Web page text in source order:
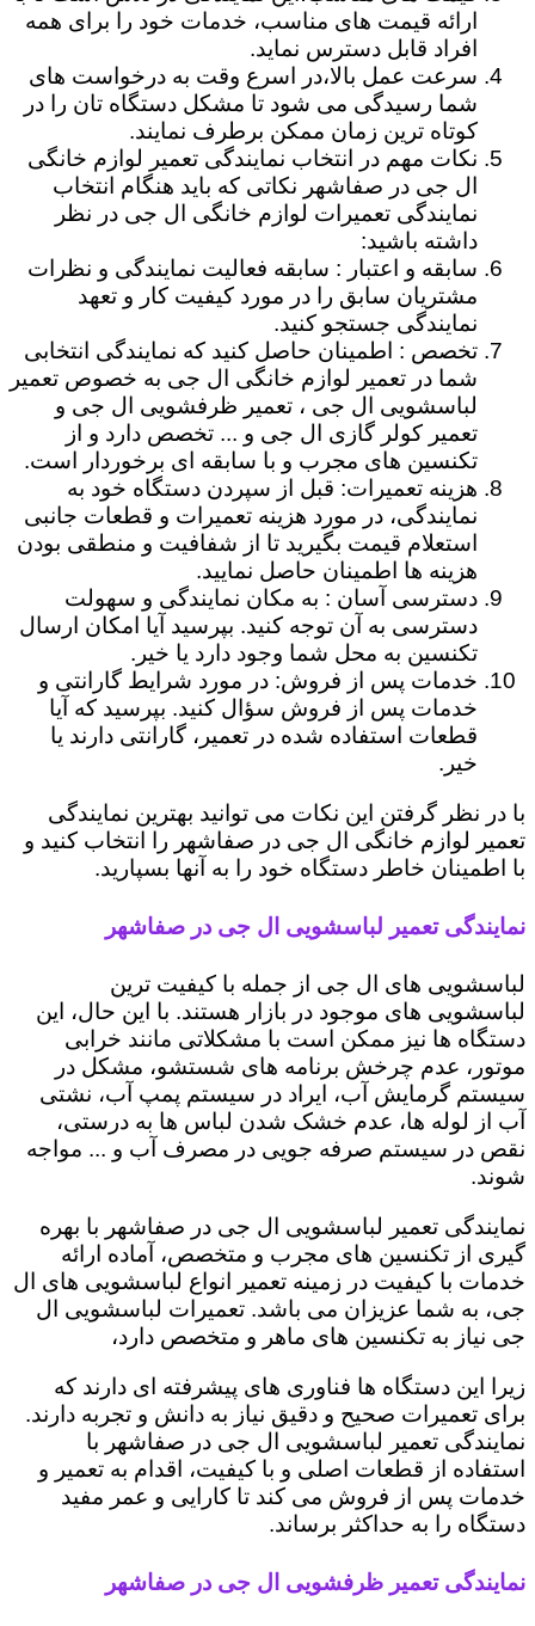
ارائه قیمت های مناسب، خدمات خود را برای همه
افراد قابل دسترس نماید.
سرعت عمل بالا،در اسرع وقت به درخواست های
شما رسیدگی می شود تا مشکل دستگاه تان را در
کوتاه ترین زمان ممکن برطرف نمایند.
نکات مهم در انتخاب نمایندگی تعمیر لوازم خانگی
ال جی در صفاشهر نکاتی که باید هنگام انتخاب
نمایندگی تعمیرات لوازم خانگی ال جی در نظر
داشته باشید:
سابقه و اعتبار : سابقه فعالیت نمایندگی و نظرات
مشتریان سابق را در مورد کیفیت کار و تعهد
نمایندگی جستجو کنید.
تخصص : اطمینان حاصل کنید که نمایندگی انتخابی
شما در تعمیر لوازم خانگی ال جی به خصوص تعمیر
لباسشویی ال جی ، تعمیر ظرفشویی ال جی و
تعمیر کولر گازی ال جی و ... تخصص دارد و از
تکنسین های مجرب و با سابقه ای برخوردار است.
هزینه تعمیرات: قبل از سپردن دستگاه خود به
نمایندگی، در مورد هزینه تعمیرات و قطعات جانبی
استعلام قیمت بگیرید تا از شفافیت و منطقی بودن
هزینه ها اطمینان حاصل نمایید.
دسترسی آسان : به مکان نمایندگی و سهولت
دسترسی به آن توجه کنید. بپرسید آیا امکان ارسال
تکنسین به محل شما وجود دارد یا خیر.
خدمات پس از فروش: در مورد شرایط گارانتی و
خدمات پس از فروش سؤال کنید. بپرسید که آیا
قطعات استفاده شده در تعمیر، گارانتی دارند یا
خیر.
با در نظر گرفتن این نکات می توانید بهترین نمایندگی
تعمیر لوازم خانگی ال جی در صفاشهر را انتخاب کنید و
با اطمینان خاطر دستگاه خود را به آنها بسپارید.
نمایندگی تعمیر لباسشویی ال جی در صفاشهر
لباسشویی های ال جی از جمله با کیفیت ترین
لباسشویی های موجود در بازار هستند. با این حال، این
دستگاه ها نیز ممکن است با مشکلاتی مانند خرابی
موتور، عدم چرخش برنامه های شستشو، مشکل در
سیستم گرمایش آب، ایراد در سیستم پمپ آب، نشتی
آب از لوله ها، عدم خشک شدن لباس ها به درستی،
نقص در سیستم صرفه جویی در مصرف آب و ... مواجه
شوند.
نمایندگی تعمیر لباسشویی ال جی در صفاشهر با بهره
گیری از تکنسین های مجرب و متخصص، آماده ارائه
خدمات با کیفیت در زمینه تعمیر انواع لباسشویی های ال
جی، به شما عزیزان می باشد. تعمیرات لباسشویی ال
جی نیاز به تکنسین های ماهر و متخصص دارد،
زیرا این دستگاه ها فناوری های پیشرفته ای دارند که
برای تعمیرات صحیح و دقیق نیاز به دانش و تجربه دارند.
نمایندگی تعمیر لباسشویی ال جی در صفاشهر با
استفاده از قطعات اصلی و با کیفیت، اقدام به تعمیر و
خدمات پس از فروش می کند تا کارایی و عمر مفید
دستگاه را به حداکثر برساند.
نمایندگی تعمیر ظرفشویی ال جی در صفاشهر